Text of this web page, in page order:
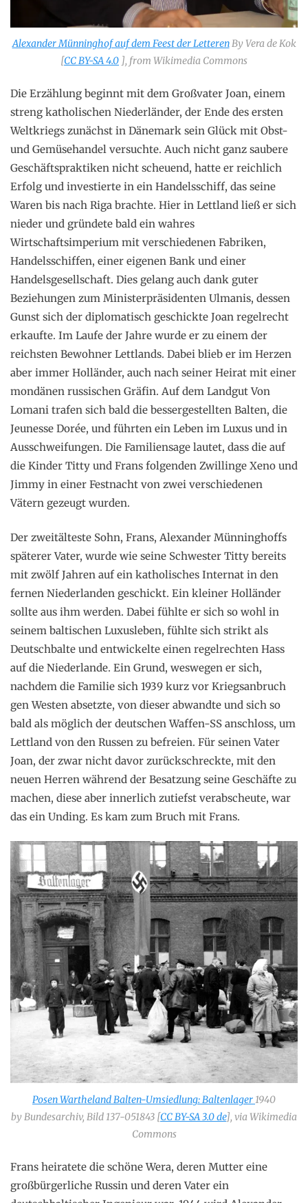
Alexander Münninghof auf dem Feest der LetterenBy Vera de Kok
[CC BY-SA 4.0 ], from Wikimedia Commons
Die Erzählung beginnt mit dem Großvater Joan, einem
streng katholischen Niederländer, der Ende des ersten
Weltkriegs zunächst in Dänemark sein Glück mit Obst-
und Gemüsehandel versuchte. Auch nicht ganz saubere
Geschäftspraktiken nicht scheuend, hatte er reichlich
Erfolg und investierte in ein Handelsschiff, das seine
Waren bis nach Riga brachte. Hier in Lettland ließ er sich
nieder und gründete bald ein wahres
Wirtschaftsimperium mit verschiedenen Fabriken,
Handelsschiffen, einer eigenen Bank und einer
Handelsgesellschaft. Dies gelang auch dank guter
Beziehungen zum Ministerpräsidenten Ulmanis, dessen
Gunst sich der diplomatisch geschickte Joan regelrecht
erkaufte. Im Laufe der Jahre wurde er zu einem der
reichsten Bewohner Lettlands. Dabei blieb er im Herzen
aber immer Holländer, auch nach seiner Heirat mit einer
mondänen russischen Gräfin. Auf dem Landgut Von
Lomani trafen sich bald die bessergestellten Balten, die
Jeunesse Dorée, und führten ein Leben im Luxus und in
Ausschweifungen. Die Familiensage lautet, dass die auf
die Kinder Titty und Frans folgenden Zwillinge Xeno und
Jimmy in einer Festnacht von zwei verschiedenen
Vätern gezeugt wurden.
Der zweitälteste Sohn, Frans, Alexander Münninghoffs
späterer Vater, wurde wie seine Schwester Titty bereits
mit zwölf Jahren auf ein katholisches Internat in den
fernen Niederlanden geschickt. Ein kleiner Holländer
sollte aus ihm werden. Dabei fühlte er sich so wohl in
seinem baltischen Luxusleben, fühlte sich strikt als
Deutschbalte und entwickelte einen regelrechten Hass
auf die Niederlande. Ein Grund, weswegen er sich,
nachdem die Familie sich 1939 kurz vor Kriegsanbruch
gen Westen absetzte, von dieser abwandte und sich so
bald als möglich der deutschen Waffen-SS anschloss, um
Lettland von den Russen zu befreien. Für seinen Vater
Joan, der zwar nicht davor zurückschreckte, mit den
neuen Herren während der Besatzung seine Geschäfte zu
machen, diese aber innerlich zutiefst verabscheute, war
das ein Unding. Es kam zum Bruch mit Frans.
Posen Wartheland Balten-Umsiedlung: Baltenlager 1940
by Bundesarchiv, Bild 137-051843 [CC BY-SA 3.0 de], via Wikimedia
Commons
Frans heiratete die schöne Wera, deren Mutter eine
großbürgerliche Russin und deren Vater ein